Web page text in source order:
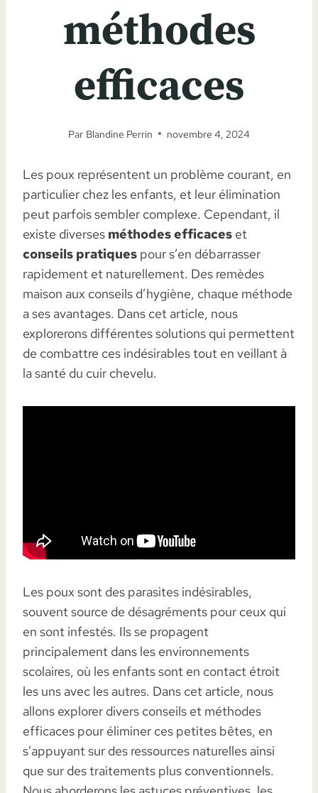
méthodes
efficaces
Par Blandine Perrin novembre 4, 2024
Les poux représentent un problème courant, en
particulier chez les enfants, et leur élimination
peut parfois sembler complexe. Cependant, il
existe diverses méthodes efficaces et
conseils pratiques pour s’en débarrasser
rapidement et naturellement. Des remèdes
maison aux conseils d’hygiène, chaque méthode
a ses avantages. Dans cet article, nous
explorerons différentes solutions qui permettent
de combattre ces indésirables tout en veillant à
la santé du cuir chevelu.
Les poux sont des parasites indésirables,
souvent source de désagréments pour ceux qui
en sont infestés. Ils se propagent
principalement dans les environnements
scolaires, où les enfants sont en contact étroit
les uns avec les autres. Dans cet article, nous
allons explorer divers conseils et méthodes
efficaces pour éliminer ces petites bêtes, en
s’appuyant sur des ressources naturelles ainsi
que sur des traitements plus conventionnels.